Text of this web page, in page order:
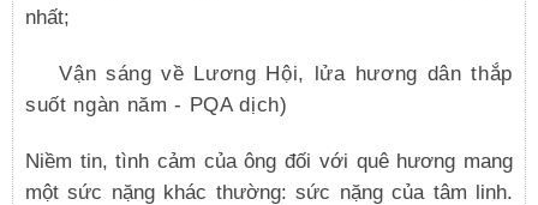
nhất;
Vận sáng về Lương Hội, lửa hương dân thắp
suốt ngàn năm - PQA dịch)
Niềm tin, tình cảm của ông đối với quê hương mang
một sức nặng khác thường: sức nặng của tâm linh.